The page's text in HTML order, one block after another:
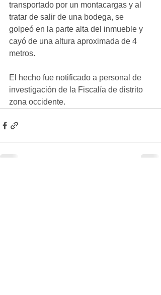
transportado por un montacargas y al
tratar de salir de una bodega, se
golpeó en la parte alta del inmueble y
cayó de una altura aproximada de 4
metros.
El hecho fue notificado a personal de
investigación de la Fiscalía de distrito
zona occidente.